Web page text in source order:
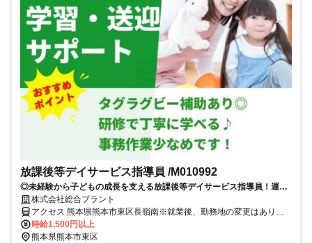
放課後等デイサービス指導員 /M010992
◎未経験から子どもの成長を支える放課後等デイサービス指導員！運動
プログラムや学習、送迎をサポート♪
株式会社総合プラント
アクセス 熊本県熊本市東区長嶺南※就業後、勤務地の変更はありま
せん。＼交通手段／車通勤OK（駐車場代全額支給）
時給1,500円以上
熊本県熊本市東区